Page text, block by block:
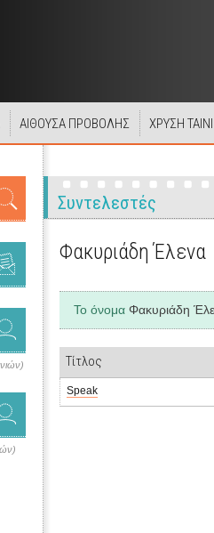
ΑΙΘΟΥΣΑ ΠΡΟΒΟΛΗΣ ΧΡΥΣΗ
Συντελεστές
Φακυριάδη Έλενα
Το όνομα Φακυριάδη
Τίτλος
Speak